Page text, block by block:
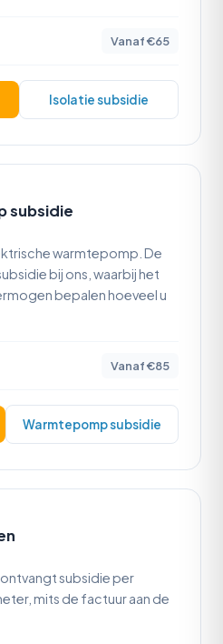
Vanaf €65
Isolatie subsidie
subsidie
warmtepomp. De
bij ons, waarbij het
bepalen hoeveel u
Vanaf €85
Warmtepomp subsidie
subsidie per
mits de factuur aan de